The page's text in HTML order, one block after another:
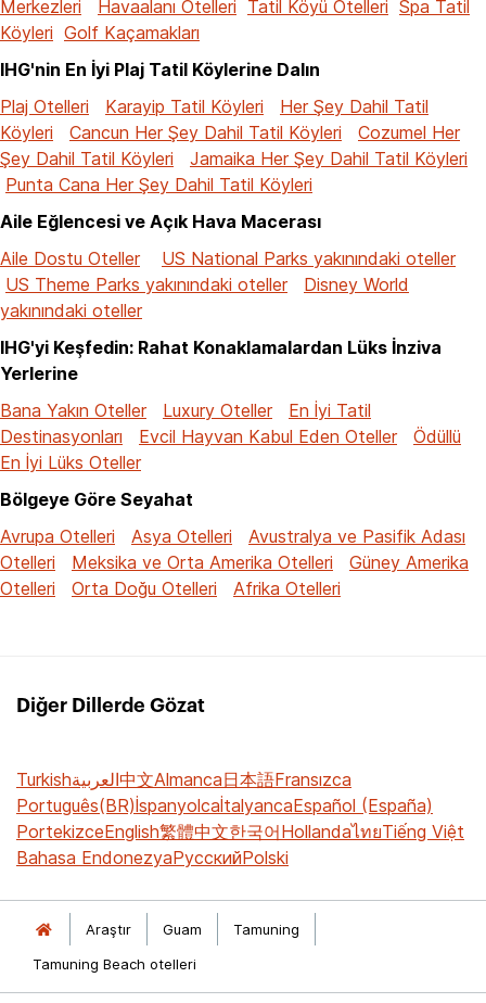
Merkezleri Havaalanı Otelleri Tatil Köyü Otelleri Spa Tatil
Köyleri Golf Kaçamakları
IHG'nin En İyi Plaj Tatil Köylerine Dalın
Plaj Otelleri
Karayip Tatil Köyleri
Her Şey Dahil Tatil
Köyleri
Cancun Her Şey Dahil Tatil Köyleri
Cozumel Her
Şey Dahil Tatil Köyleri
Jamaika Her Şey Dahil Tatil Köyleri
Punta Cana Her Şey Dahil Tatil Köyleri
Aile Eğlencesi ve Açık Hava Macerası
Aile Dostu Oteller
US National Parks yakınındaki oteller
US Theme Parks yakınındaki oteller
Disney World
yakınındaki oteller
IHG'yi Keşfedin: Rahat Konaklamalardan Lüks İnziva
Yerlerine
Bana Yakın Oteller
Luxury Oteller
En İyi Tatil
Destinasyonları
Evcil Hayvan Kabul Eden Oteller
Ödüllü
En İyi Lüks Oteller
Bölgeye Göre Seyahat
Avrupa Otelleri
Asya Otelleri
Avustralya ve Pasifik Adası
Otelleri
Meksika ve Orta Amerika Otelleri
Güney Amerika
Otelleri
Orta Doğu Otelleri Afrika Otelleri
Diğer Dillerde Gözat
Turkishالعربية中文Almanca日本語Fransızca
Português(BR)İspanyolcaİtalyancaEspañol (España)
PortekizceEnglish繁體中文한국어HollandaไทยTiếng Việt
Bahasa EndonezyaРусскийPolski
Araştır Guam
Tamuning
Tamuning Beach otelleri